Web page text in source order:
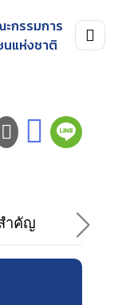
กรรมการ
แห่งชาติ
ำคัญ